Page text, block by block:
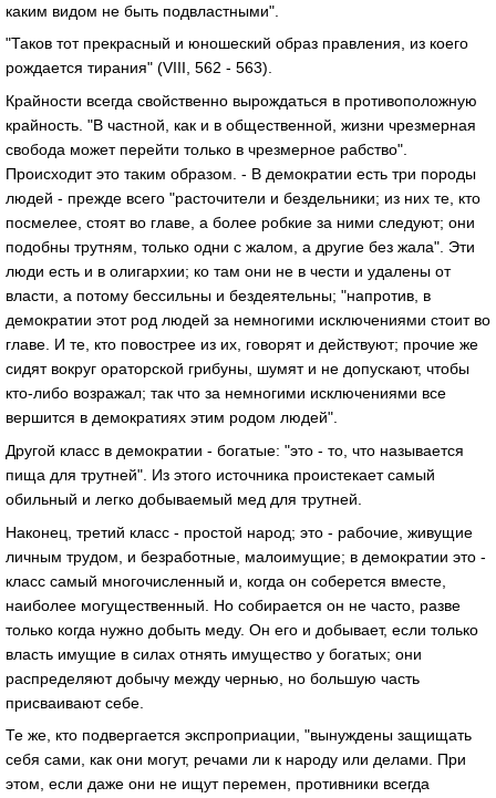
каким видом не быть подвластными".
"Таков тот прекрасный и юношеский образ правления, из коего
рождается тирания" (VIII, 562 - 563).
Крайности всегда свойственно вырождаться в противоположную
крайность. "В частной, как и в общественной, жизни чрезмерная
свобода может перейти только в чрезмерное рабство".
Происходит это таким образом. - В демократии есть три породы
людей - прежде всего "расточители и бездельники; из них те, кто
посмелее, стоят во главе, а более робкие за ними следуют; они
подобны трутням, только одни с жалом, а другие без жала". Эти
люди есть и в олигархии; ко там они не в чести и удалены от
власти, а потому бессильны и бездеятельны; "напротив, в
демократии этот род людей за немногими исключениями стоит во
главе. И те, кто повострее из их, говорят и действуют; прочие же
сидят вокруг ораторской грибуны, шумят и не допускают, чтобы
кто-либо возражал; так что за немногими исключениями все
вершится в демократиях этим родом людей".
Другой класс в демократии - богатые: "это - то, что называется
пища для трутней". Из этого источника проистекает самый
обильный и легко добываемый мед для трутней.
Наконец, третий класс - простой народ; это - рабочие, живущие
личным трудом, и безработные, малоимущие; в демократии это -
класс самый многочисленный и, когда он соберется вместе,
наиболее могущественный. Но собирается он не часто, разве
только когда нужно добыть меду. Он его и добывает, если только
власть имущие в силах отнять имущество у богатых; они
распределяют добычу между чернью, но большую часть
присваивают себе.
Те же, кто подвергается экспроприации, "вынуждены защищать
себя сами, как они могут, речами ли к народу или делами. При
этом, если даже они не ищут перемен, противники всегда